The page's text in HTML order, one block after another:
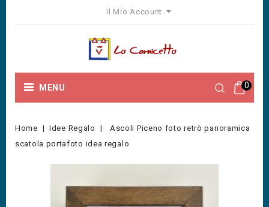
Il Mio Account
0
MENU
Home Idee Regalo
Ascoli Piceno foto retrò panoramica
scatola portafoto idea regalo